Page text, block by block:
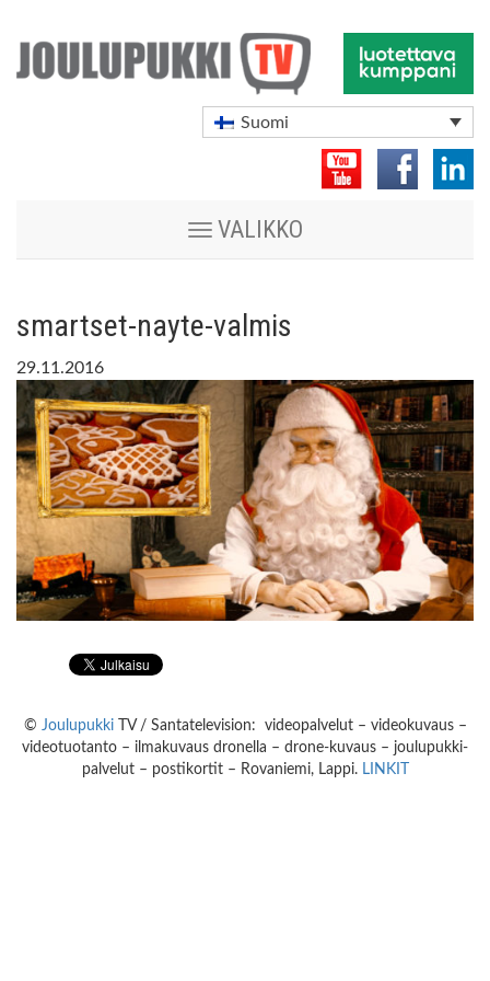
Suomi
VaihdaVALIKKO
smartset-nayte-valmis
29.11.2016
© JoulupukkiTV / Santatelevision: videopalvelut – videokuvaus –
videotuotanto – ilmakuvaus dronella – drone-kuvaus – joulupukki-
palvelut – postikortit – Rovaniemi, Lappi. LINKIT